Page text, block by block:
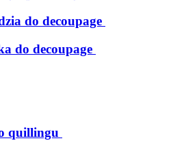
do decoupage
do decoupage
quillingu